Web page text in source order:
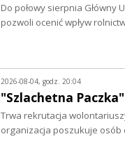
Do połowy sierpnia
pozwoli ocenić wpływ
2026-08-04, godz. 20:04
"Szlachetna
Trwa rekrutacja
organizacja poszukuje